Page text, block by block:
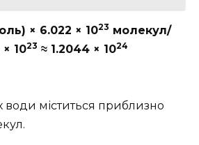
× 6.022 × 1023 молекул/
1023 ≈ 1.2044 × 1024
води міститься приблизно